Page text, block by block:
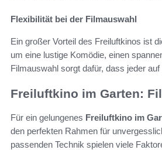
Flexibilität bei der Filmauswahl
Ein großer Vorteil des Freiluftkinos ist
um eine lustige Komödie, einen
Filmauswahl sorgt dafür, dass jeder
Freiluftkino im Garten:
Für ein gelungenes Freiluftkino im
den perfekten Rahmen für
passenden Technik spielen viele